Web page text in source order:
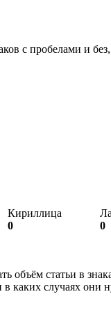
с пробелами и
Кириллица
0
0
объём статьи в
в каких случаях они